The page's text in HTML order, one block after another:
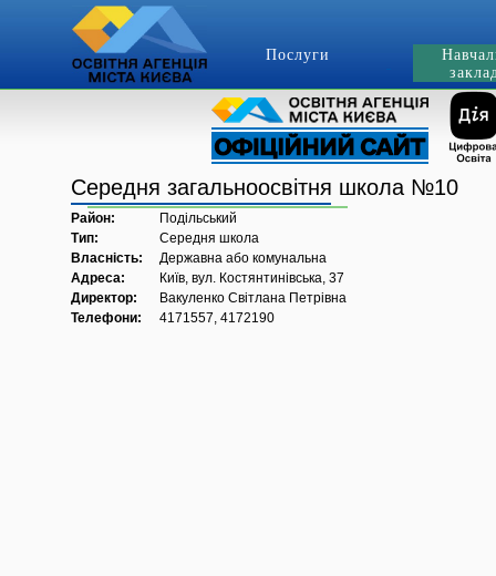
Послуги
Середня загальноосвітня школа №10
Район:
Подільський
Тип:
Середня школа
Власність:
Державна або комунальна
Адреса:
Київ, вул. Костянтинівська, 37
Директор:
Вакуленко Світлана Петрівна
Телефони:
4171557, 4172190